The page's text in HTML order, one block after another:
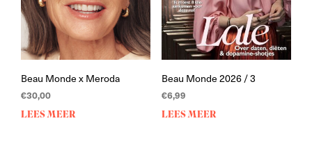
Beau Monde x Meroda
€30,00
LEES MEER
Beau Monde 2026 / 3
€6,99
LEES MEER